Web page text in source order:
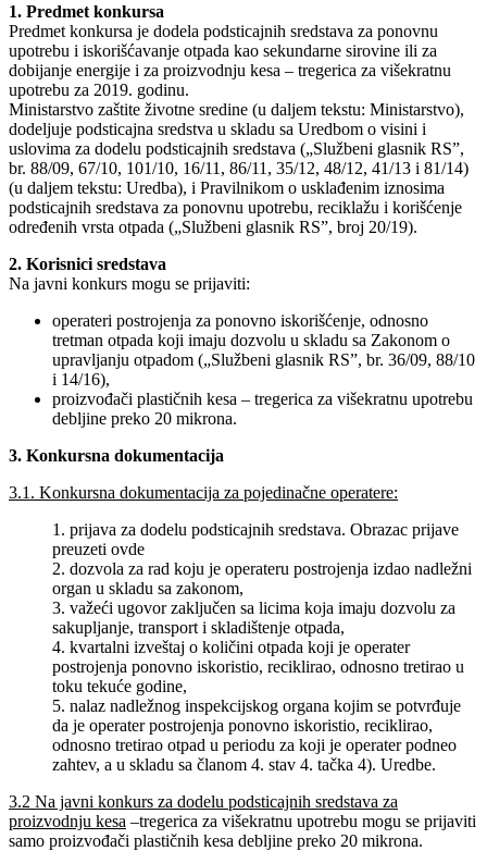
1. Predmet konkursa
Predmet konkursa je dodela podsticajnih sredstava za ponovnu
upotrebu i iskorišćavanje otpada kao sekundarne sirovine ili za
dobijanje energije i za proizvodnju kesa – tregerica za višekratnu
upotrebu za 2019. godinu.
Ministarstvo zaštite životne sredine (u daljem tekstu: Ministarstvo),
dodeljuje podsticajna sredstva u skladu sa Uredbom o visini i
uslovima za dodelu podsticajnih sredstava („Službeni glasnik RS”,
br. 88/09, 67/10, 101/10, 16/11, 86/11, 35/12, 48/12, 41/13 i 81/14)
(u daljem tekstu: Uredba), i Pravilnikom o usklađenim iznosima
podsticajnih sredstava za ponovnu upotrebu, reciklažu i korišćenje
određenih vrsta otpada („Službeni glasnik RS”, broj 20/19).
2. Korisnici sredstava
Na javni konkurs mogu se prijaviti:
operateri postrojenja za ponovno iskorišćenje, odnosno
tretman otpada koji imaju dozvolu u skladu sa Zakonom o
upravljanju otpadom („Službeni glasnik RS”, br. 36/09, 88/10
i 14/16),
proizvođači plastičnih kesa – tregerica za višekratnu upotrebu
debljine preko 20 mikrona.
3. Konkursna dokumentacija
3.1. Konkursna dokumentacija za pojedinačne operatere:
1. prijava za dodelu podsticajnih sredstava. Obrazac prijave
preuzeti ovde
2. dozvola za rad koju je operateru postrojenja izdao nadležni
organ u skladu sa zakonom,
3. važeći ugovor zaključen sa licima koja imaju dozvolu za
sakupljanje, transport i skladištenje otpada,
4. kvartalni izveštaj o količini otpada koji je operater
postrojenja ponovno iskoristio, reciklirao, odnosno tretirao u
toku tekuće godine,
5. nalaz nadležnog inspekcijskog organa kojim se potvrđuje
da je operater postrojenja ponovno iskoristio, reciklirao,
odnosno tretirao otpad u periodu za koji je operater podneo
zahtev, a u skladu sa članom 4. stav 4. tačka 4). Uredbe.
3.2 Na javni konkurs za dodelu podsticajnih sredstava za
proizvodnju kesa –tregerica za višekratnu upotrebu mogu se prijaviti
samo proizvođači plastičnih kesa debljine preko 20 mikrona.